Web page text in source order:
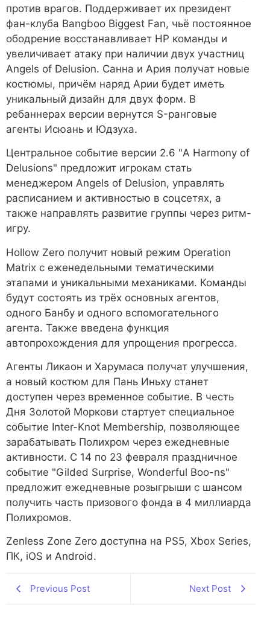
против врагов. Поддерживает их президент
фан-клуба Bangboo Biggest Fan, чьё постоянное
ободрение восстанавливает HP команды и
увеличивает атаку при наличии двух участниц
Angels of Delusion. Санна и Ария получат новые
костюмы, причём наряд Арии будет иметь
уникальный дизайн для двух форм. В
ребаннерах версии вернутся S-ранговые
агенты Исюань и Юдзуха.
Центральное событие версии 2.6 "A Harmony of
Delusions" предложит игрокам стать
менеджером Angels of Delusion, управлять
расписанием и активностью в соцсетях, а
также направлять развитие группы через ритм-
игру.
Hollow Zero получит новый режим Operation
Matrix с еженедельными тематическими
этапами и уникальными механиками. Команды
будут состоять из трёх основных агентов,
одного Банбу и одного вспомогательного
агента. Также введена функция
автопрохождения для упрощения прогресса.
Агенты Ликаон и Харумаса получат улучшения,
а новый костюм для Пань Иньху станет
доступен через временное событие. В честь
Дня Золотой Моркови стартует специальное
событие Inter-Knot Membership, позволяющее
зарабатывать Полихром через ежедневные
активности. С 14 по 23 февраля праздничное
событие "Gilded Surprise, Wonderful Boo-ns"
предложит ежедневные розыгрыши с шансом
получить часть призового фонда в 4 миллиарда
Полихромов.
Zenless Zone Zero доступна на PS5, Xbox Series,
ПК, iOS и Android.
Previous Post Next Post